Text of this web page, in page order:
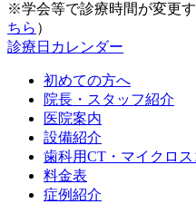
※学会等で診療時間が変更
ちら ）
診療日カレンダー
初めての方へ
院長・スタッフ紹介
医院案内
設備紹介
歯科用CT・マイクロ
料金表
症例紹介